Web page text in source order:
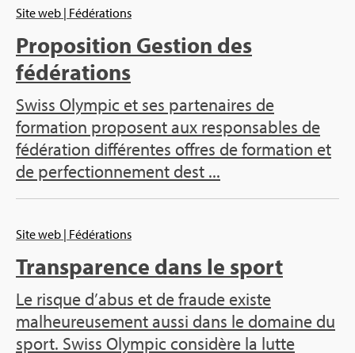
Site web | Fédérations
Proposition Gestion des
fédérations
Swiss Olympic et ses partenaires de
formation proposent aux responsables de
fédération différentes offres de formation et
de perfectionnement dest ...
Site web | Fédérations
Transparence dans le sport
Le risque d’abus et de fraude existe
malheureusement aussi dans le domaine du
sport. Swiss Olympic considère la lutte